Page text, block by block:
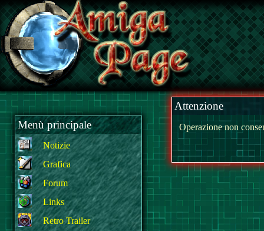
Menù principale
Notizie
Grafica
Forum
Links
Retro Trailer
Attenzione
Operazione non